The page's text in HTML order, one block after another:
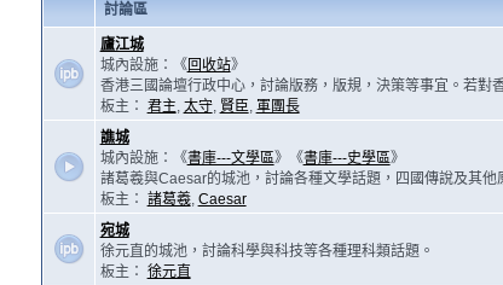
討論區
廬江城
城內設施：《回收站》
香港三國論壇行政中心，討論版務，版規，決策等事宜。若對
板主： 君主, 太守, 賢臣, 軍團長
譙城
城內設施：《書庫---文學區》《書庫---史學區》
諸葛羲與Caesar的城池，討論各種文學話題，四國傳說及其他
板主： 諸葛羲, Caesar
宛城
徐元直的城池，討論科學與科技等各種理科類話題。
板主： 徐元直